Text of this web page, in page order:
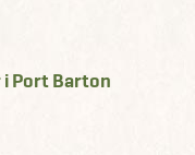
Port Barton